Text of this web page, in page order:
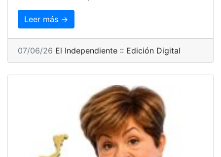
Leer más →
07/06/26 El Independiente :: Edición Digital